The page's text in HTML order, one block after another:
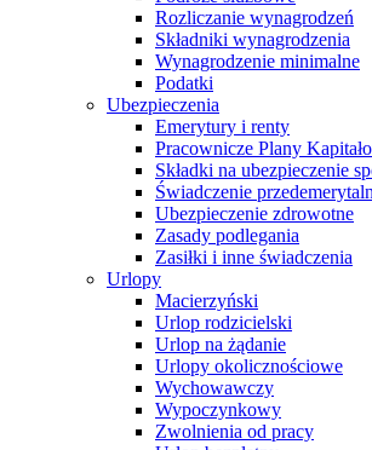
Rozliczanie wynagrodzeń
Składniki wynagrodzenia
Wynagrodzenie minimalne
Podatki
Ubezpieczenia
Emerytury i renty
Pracownicze Plany
Składki na ubezpieczenie
Świadczenie
Ubezpieczenie zdrowotne
Zasady podlegania
Zasiłki i inne świadczenia
Urlopy
Macierzyński
Urlop rodzicielski
Urlop na żądanie
Urlopy okolicznościowe
Wychowawczy
Wypoczynkowy
Zwolnienia od pracy